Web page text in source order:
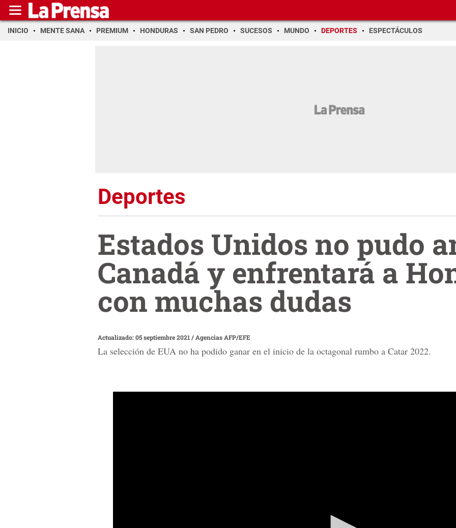
INICIO MENTE SANA PREMIUM HONDURAS SAN PEDRO SUCESOS MUNDO DEPORTES ESPECTÁCULOS
Deportes
Estados Unidos no pudo
Canadá y enfrentará a
con muchas dudas
Actualizado: 05 septiembre 2021 / Agencias AFP/EFE
La selección de EUA no ha podido ganar en el inicio de la octagonal rumbo a Catar 2022.